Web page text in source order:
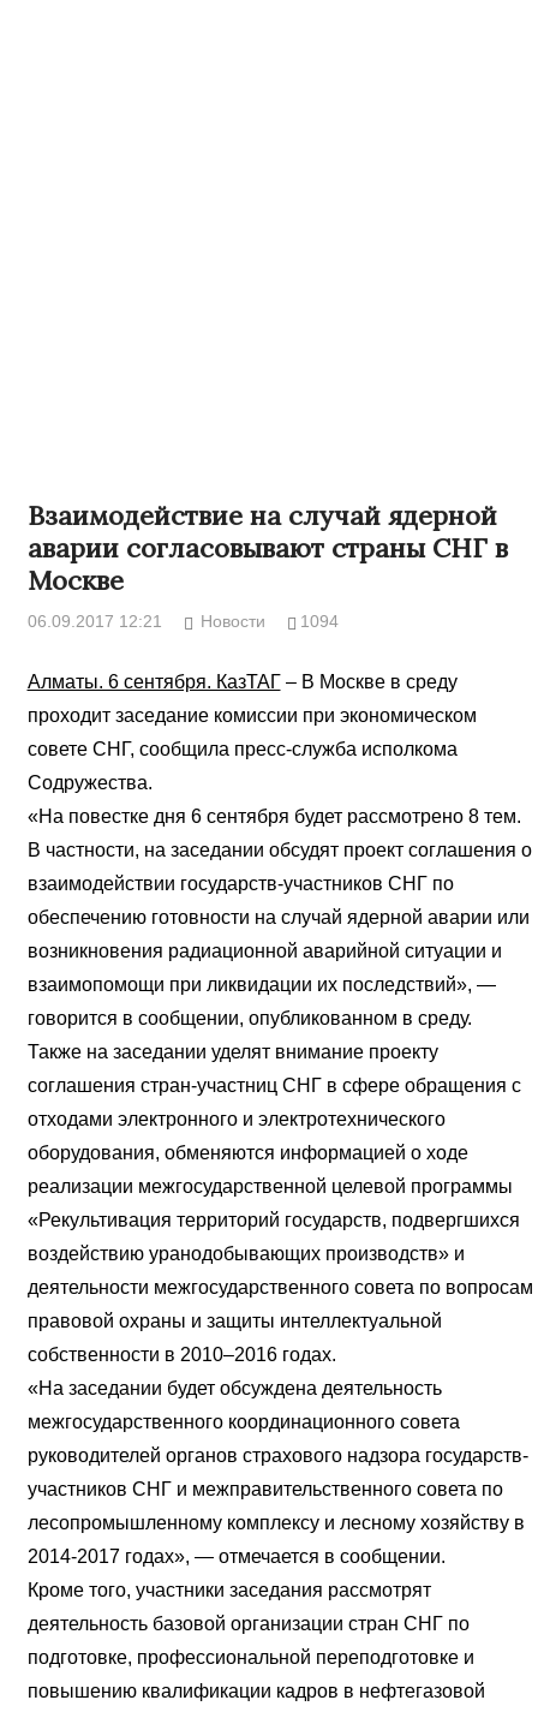
Взаимодействие на случай ядерной
аварии согласовывают страны СНГ в
Москве
06.09.2017 12:21 Новости 1094
Алматы. 6 сентября. КазТАГ– В Москве в среду
проходит заседание комиссии при экономическом
совете СНГ, сообщила пресс-служба исполкома
Содружества.
«На повестке дня 6 сентября будет рассмотрено 8 тем.
В частности, на заседании обсудят проект соглашения о
взаимодействии государств-участников СНГ по
обеспечению готовности на случай ядерной аварии или
возникновения радиационной аварийной ситуации и
взаимопомощи при ликвидации их последствий», —
говорится в сообщении, опубликованном в среду.
Также на заседании уделят внимание проекту
соглашения стран-участниц СНГ в сфере обращения с
отходами электронного и электротехнического
оборудования, обменяются информацией о ходе
реализации межгосударственной целевой программы
«Рекультивация территорий государств, подвергшихся
воздействию уранодобывающих производств» и
деятельности межгосударственного совета по вопросам
правовой охраны и защиты интеллектуальной
собственности в 2010–2016 годах.
«На заседании будет обсуждена деятельность
межгосударственного координационного совета
руководителей органов страхового надзора государств-
участников СНГ и межправительственного совета по
лесопромышленному комплексу и лесному хозяйству в
2014-2017 годах», — отмечается в сообщении.
Кроме того, участники заседания рассмотрят
деятельность базовой организации стран СНГ по
подготовке, профессиональной переподготовке и
повышению квалификации кадров в нефтегазовой